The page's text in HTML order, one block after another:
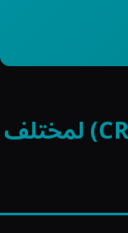
إدارة علاقات العملاء (CRM) لمختلف